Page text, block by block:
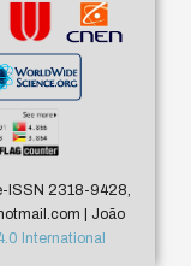
ISSN 2318-9428,
| João
International